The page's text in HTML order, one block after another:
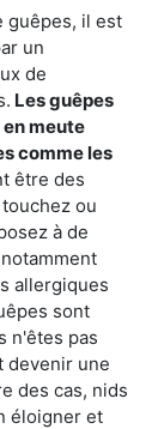
guêpes, il est
un
de
Les guêpes
meute
comme les
être des
ou
à de
allergiques
sont
n'êtes pas
devenir une
des cas, nids
éloigner et